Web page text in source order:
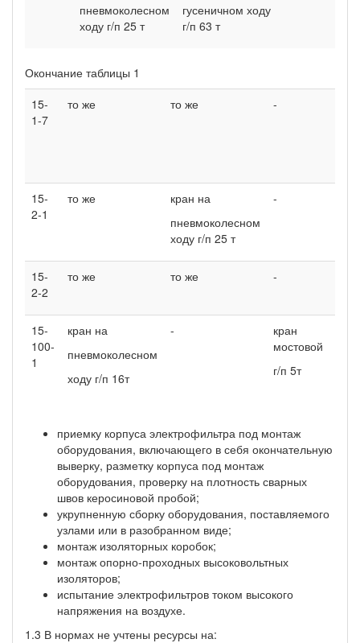
пневмоколесном
ходу г/п 25 т
гусеничном ходу
г/п 63 т
Окончание таблицы 1
15-
1-7
то же то же -
15-
2-1
то же
кран на
пневмоколесном
ходу г/п 25 т
-
15-
2-2
то же то же -
15-
100-
1
кран на
пневмоколесном
ходу г/п 16т
-
кран
мостовой
г/п 5т
приемку корпуса электрофильтра под монтаж
оборудования, включающего в себя окончательную
выверку, разметку корпуса под монтаж
оборудования, проверку на плотность сварных
швов керосиновой пробой;
укрупненную сборку оборудования, поставляемого
узлами или в разобранном виде;
монтаж изоляторных коробок;
монтаж опорно-проходных высоковольтных
изоляторов;
испытание электрофильтров током высокого
напряжения на воздухе.
1.3 В нормах не учтены ресурсы на: